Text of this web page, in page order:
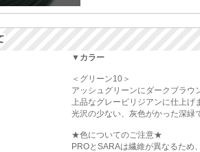
▼カラー
＜グリーン10＞
アッシュグリーンにダークブラウ
上品なグレービリジアンに仕上げ
光沢の少ない、灰色がかった深緑
★色についてのご注意★
PROとSARAは繊維が異なるため